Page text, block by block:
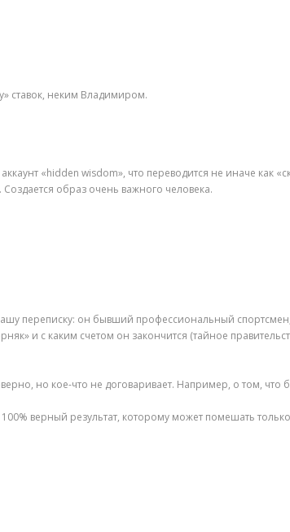
ставок, неким Владимиром.
«hidden wisdom», что переводится не иначе как
образ очень важного человека.
переписку: он бывший профессиональный
и с каким счетом он закончится (тайное
но кое-что не договаривает. Например, о том,
верный результат, которому может помешать